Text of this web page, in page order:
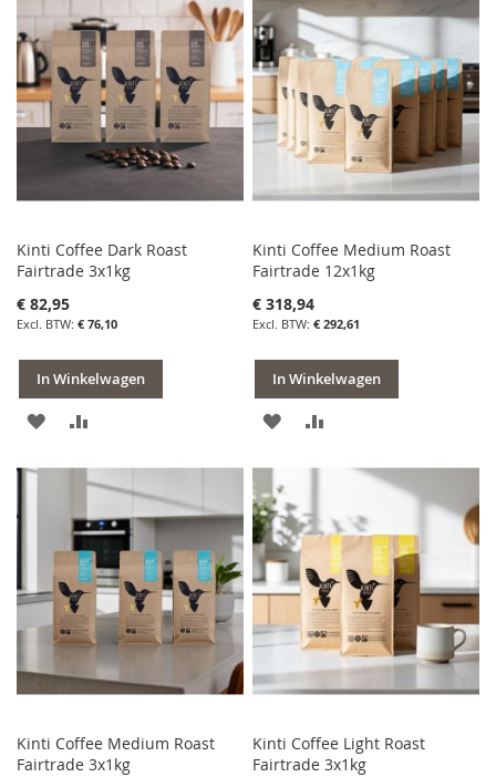
Kinti Coffee Dark Roast
Fairtrade 3x1kg
€ 82,95
€ 76,10
In Winkelwagen
VOEG
VERLANGLIJST
VERGELIJKEN
Kinti Coffee Medium Roast
Fairtrade 12x1kg
€ 318,94
€ 292,61
In Winkelwagen
VOEG
AAN
VERLANGLIJST
VERGELIJKEN
Kinti Coffee Medium Roast
Fairtrade 3x1kg
Kinti Coffee Light Roast
Fairtrade 3x1kg